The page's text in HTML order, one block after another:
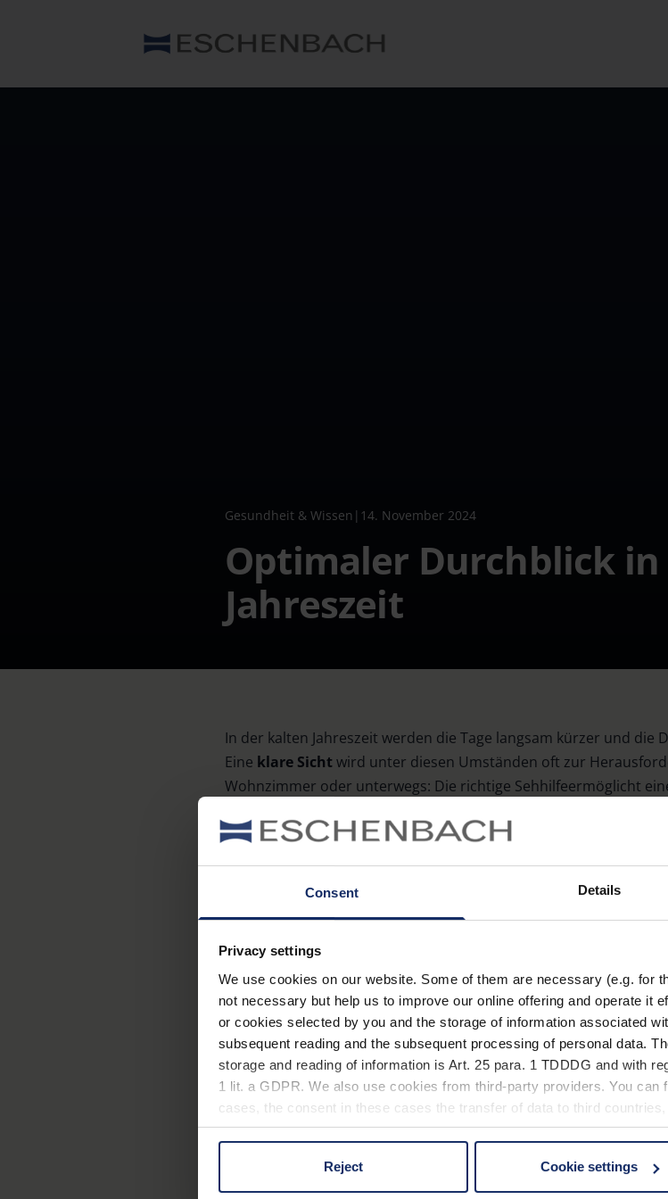
Consent Details
Privacy settings
We use cookies on our website. Some of them are necessary (e.g. for
not necessary but help us to improve our online offering and operate it
or cookies selected by you and the storage of information associated
subsequent reading and the subsequent processing of personal data.
storage and reading of information is Art. 25 para. 1 TDDDG and with
1 lit. a GDPR. We also use cookies from third-party providers. You
cases, the consent in these cases the transfer of data to third
You can consent to the use of non-essential cookies by clicking on the
on "Reject". You can access your settings at any time and deselect
Reject Cookie settings
Gesundheit & Wissen | 14. November 2024
Optimaler Durchblick
Jahreszeit
In der kalten Jahreszeit werden die Tage langsam kürzer und
Eine klare Sichtwird unter diesen Umständen oft zur
Wohnzimmer oder unterwegs: Die richtige Sehhilfeermöglicht
in dendunklen Herbst- und Wintermonaten
iStock/breath10
Foto von ESCHENBACH Optik